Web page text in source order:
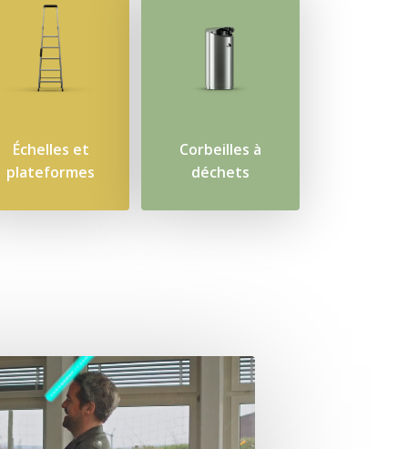
Échelles et
plateformes
Corbeilles à
déchets